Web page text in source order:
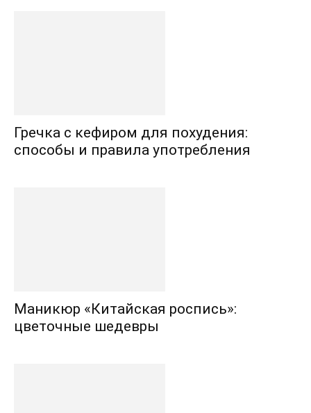
Гречка с кефиром для похудения:
способы и правила употребления
Маникюр «Китайская роспись»:
цветочные шедевры